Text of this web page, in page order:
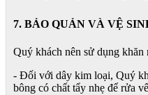
7. BẢO QUẢN VÀ VỆ
Quý khách nên sử dụng khăn
- Đối với dây kim loại, Quý
bông có chất tẩy nhẹ để rửa